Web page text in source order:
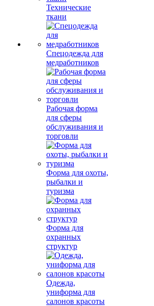
Технические
ткани
Спецодежда для
медработников
Рабочая форма
для сферы
обслуживания и
торговли
Форма для охоты,
рыбалки и
туризма
Форма для
охранных
структур
Одежда,
униформа для
салонов красоты